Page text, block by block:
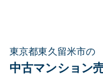
東京都東久留米市の
中古マンション